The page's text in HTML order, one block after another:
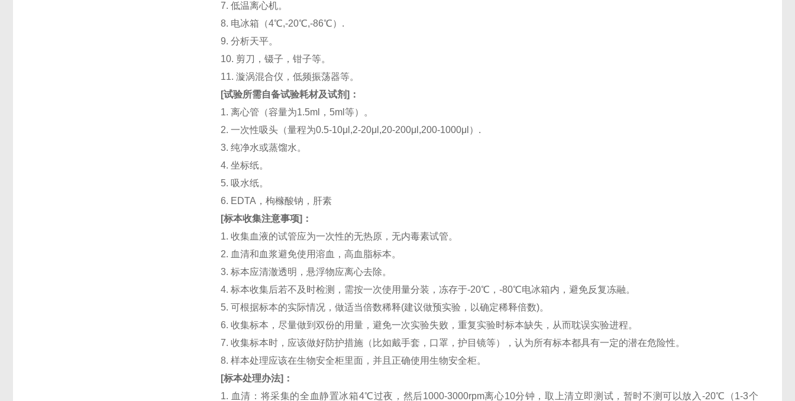
7. 低温离心机。
8. 电冰箱（4℃,-20℃,-86℃）.
9. 分析天平。
10. 剪刀，镊子，钳子等。
11. 漩涡混合仪，低频振荡器等。
[试验所需自备试验耗材及试剂]：
1. 离心管（容量为1.5ml，5ml等）。
2. 一次性吸头（量程为0.5-10μl,2-20μl,20-200μl,200-1000μl）.
3. 纯净水或蒸馏水。
4. 坐标纸。
5. 吸水纸。
6. EDTA，枸橼酸钠，肝素
[标本收集注意事项]：
1. 收集血液的试管应为一次性的无热原，无内毒素试管。
2. 血清和血浆避免使用溶血，高血脂标本。
3. 标本应清澈透明，悬浮物应离心去除。
4. 标本收集后若不及时检测，需按一次使用量分装，冻存于-20℃，-80℃电冰箱内，避免反复冻融。
5. 可根据标本的实际情况，做适当倍数稀释(建议做预实验，以确定稀释倍数)。
6. 收集标本，尽量做到双份的用量，避免一次实验失败，重复实验时标本缺失，从而耽误实验进程。
7. 收集标本时，应该做好防护措施（比如戴手套，口罩，护目镜等），认为所有标本都具有一定的潜在危险性。
8. 样本处理应该在生物安全柜里面，并且正确使用生物安全柜。
[标本处理办法]：
1. 血清：将采集的全血静置冰箱4℃过夜，然后1000-3000rpm离心10分钟，取上清立即测试，暂时不测可以放入-20℃（1-3个